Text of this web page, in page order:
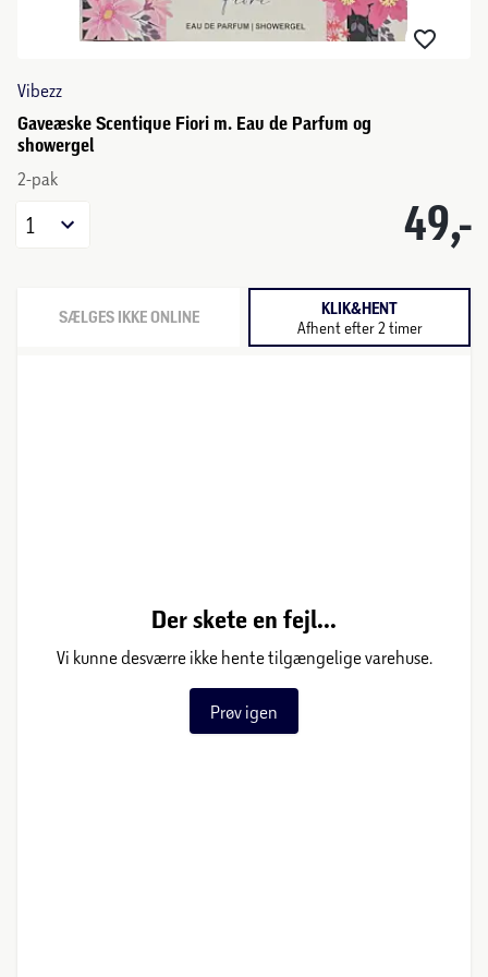
Vibezz
Gaveæske Scentique Fiori m. Eau de Parfum og
showergel
2-pak
49,-
1
SÆLGES IKKE ONLINE KLIK&HENT
Afhent efter 2 timer
Der skete en fejl...
Vi kunne desværre ikke hente tilgængelige varehuse.
Prøv igen